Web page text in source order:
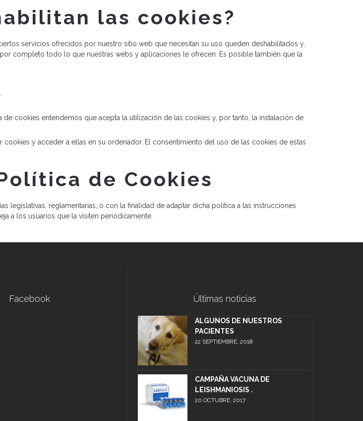
las cookies?
servicios ofrecidos por nuestro sitio web que necesitan su uso queden deshabilitados y,
completo todo lo que nuestras webs y aplicaciones le ofrecen. Es posible también que la
cookies entendemos que acepta la utilización de las cookies y, por tanto, la instalación de
y acceder a ellas en su ordenador. El consentimiento del uso de las cookies de estas
de Cookies
legislativas, reglamentarias, o con la finalidad de adaptar dicha política a las instrucciones
a los usuarios que la visiten periódicamente.
Facebook Últimas noticias
ALGUNOS DE NUESTROS
PACIENTES
22 SEPTIEMBRE, 2018
CAMPAÑA VACUNA DE
LEISHMANIOSIS .
20 OCTUBRE, 2017